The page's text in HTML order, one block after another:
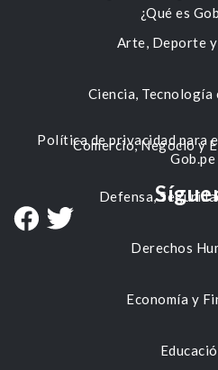
Arte, Deporte
Ciencia, Tecnología
Comercio, Negocio y
Defensa,
Derechos
Economía y
¿Qué es
Política de privacidad para
Gob.pe